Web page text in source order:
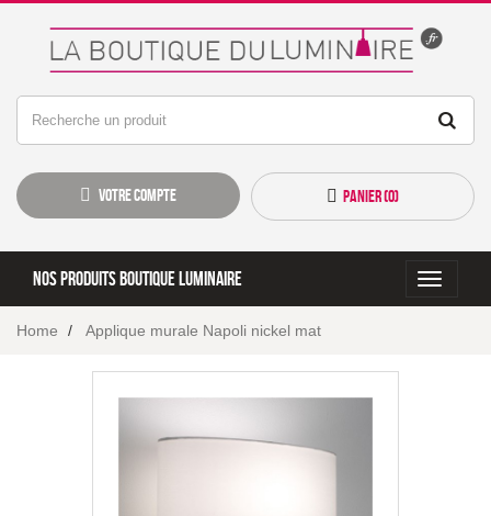
Votre compte Panier (0)
Toggle
Nos produits boutique luminaire
Home Applique murale Napoli nickel mat